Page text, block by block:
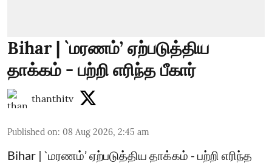
Bihar | `மரணம்’ ஏற்படுத்திய
தாக்கம் - பற்றி எரிந்த பீகார்
thanthitv
Published on: 08 Aug 2026, 2:45 am
Bihar | `மரணம்’ ஏற்படுத்திய தாக்கம் - பற்றி எரிந்த